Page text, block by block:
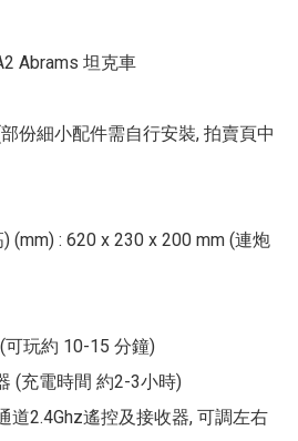
Abrams 坦克車
份細小配件需自行安裝, 拍賣頁中
(mm) : 620 x 230 x 200 mm (連炮
可玩約 10-15 分鐘)
(充電時間 約2-3小時)
道2.4Ghz遙控及接收器, 可調左右